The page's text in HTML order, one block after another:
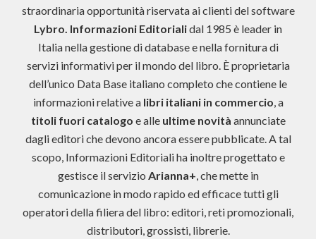
straordinaria opportunità riservata ai clienti del software
Lybro. Informazioni Editorialidal 1985 è leader in
Italia nella gestione di database e nella fornitura di
servizi informativi per il mondo del libro. È proprietaria
dell’unico Data Base italiano completo che contiene le
informazioni relative a libri italiani in commercio, a
titoli fuori catalogo e alle ultime novità annunciate
dagli editori che devono ancora essere pubblicate. A tal
scopo, Informazioni Editoriali ha inoltre progettato e
gestisce il servizio Arianna+, che mette in
comunicazione in modo rapido ed efficace tutti gli
operatori della filiera del libro: editori, reti promozionali,
distributori, grossisti, librerie.